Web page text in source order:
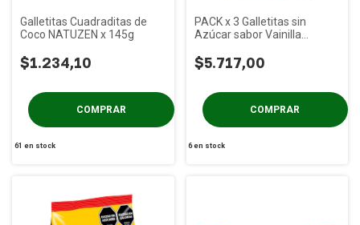
Galletitas Cuadraditas de
Coco NATUZEN x 145g
$1.234,10
61 en stock
PACK x 3 Galletitas sin
Azúcar sabor Vainilla
$5.717,00
6en stock